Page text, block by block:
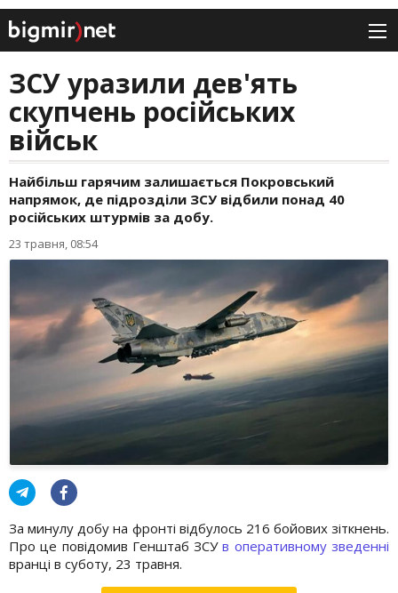
ЗСУ уразили дев'ять
скупчень російських
військ
Найбільш гарячим залишається Покровський
напрямок, де підрозділи ЗСУ відбили понад 40
російських штурмів за добу.
23 травня, 08:54
За минулу добу на фронті відбулось 216 бойових зіткнень.
Про це повідомив Генштаб ЗСУв оперативному зведенні
вранці в суботу, 23 травня.